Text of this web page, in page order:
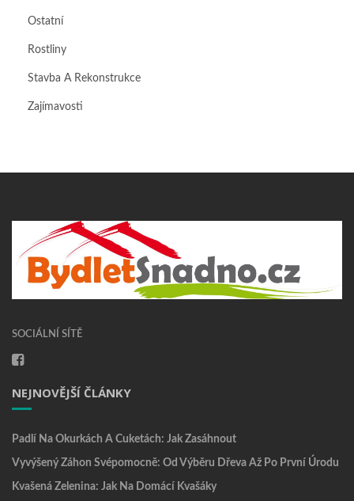
Ostatní
Rostliny
Stavba A Rekonstrukce
Zajímavosti
SOCIÁLNÍ SÍTĚ
NEJNOVĚJŠÍ ČLÁNKY
Padlí Na Okurkách A Cuketách: Jak Zasáhnout
Vyvýšený Záhon Svépomocně: Od Výběru Dřeva Až Po První Úrodu
Kvašená Zelenina: Jak Na Domácí Kvašáky